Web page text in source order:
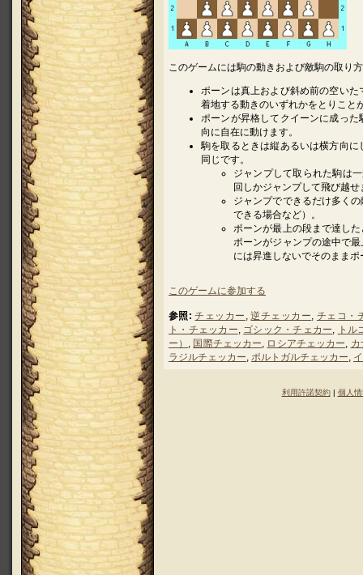
このゲームには駒の動きおよび敵駒の取り
ポーンは真上および斜め前の空い
着地する動きのいずれかをとりこと
ポーンが昇格してクイーンに成っ
向に自在に動けます。
駒を取るときは縦あるいは横方向
同じです。
ジャンプして取られた駒は
回しかジャンプして飛び越せ
ジャンプでできるだけ多く
できる場合など）。
ポーンが最上の段まで達し
ポーンがジャンプの途中で
には昇進しないでそのまま
このゲームに参加する
参照: チェッカー ,逆チェッカー, チェコ・
ト・チェッカー, ゴシック・チェカー, トル
ー） , 国際チェッカー, ロシアチェッカー,
ラジルチェッカー, ポルトガルチェッカー,
利用許諾契約| 個人